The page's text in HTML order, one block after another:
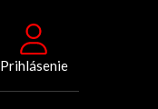
Prihlásenie